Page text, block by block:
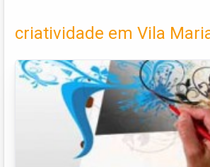
criatividade em Vila